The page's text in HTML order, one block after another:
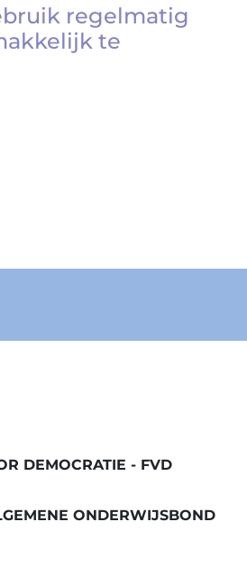
regelmatig
te
DEMOCRATIE - FVD
ONDERWIJSBOND